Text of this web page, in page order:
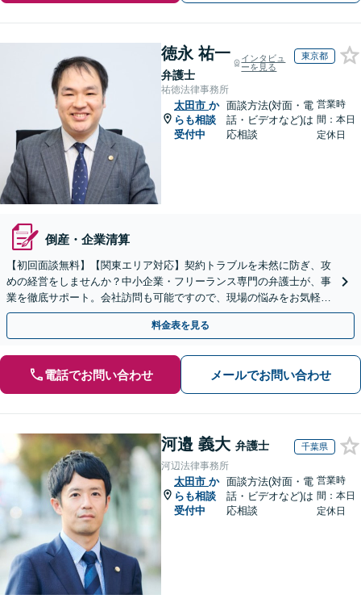
徳永 祐一
弁護士
インタビュ
ーを見る
東京都
祐徳法律事務所
太田市 か
らも相談
受付中
面談方法(対面・電
話・ビデオなど)は
応相談
営業時
間：本日
定休日
倒産・企業清算
【初回面談無料】【関東エリア対応】契約トラブルを未然に防ぎ、攻
めの経営をしませんか？中小企業・フリーランス専門の弁護士が、事
業を徹底サポート。会社訪問も可能ですので、現場の悩みをお気軽に
ご相談ください。【夜間や休日相談も対応】
料金表を見る
電話でお問い合わせ メールでお問い合わせ
河邉 義大 弁護士 千葉県
河辺法律事務所
太田市 か
らも相談
受付中
面談方法(対面・電
話・ビデオなど)は
応相談
営業時
間：本日
定休日